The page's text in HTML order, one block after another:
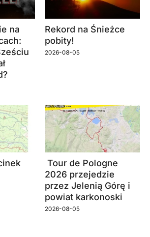
na
Rekord na Śnieżce
pobity!
2026-08-05
Tour de Pologne
2026 przejedzie
przez Jelenią Górę i
powiat karkonoski
2026-08-05